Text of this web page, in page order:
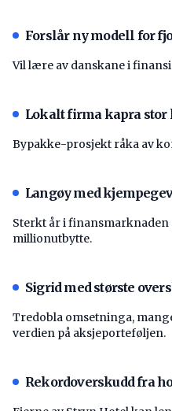
Forslår ny modell for
Vil lære av danskane i
Lokalt firma kapra
Bypakke-prosjekt råka av
Langøy med
Sterkt år i
millionutbytte.
Sigrid med største
Tredobla omsetninga,
verdien på aksjeporteføljen.
Rekordoverskudd fra